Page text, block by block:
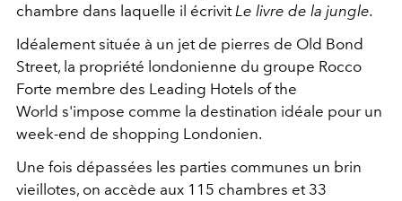
chambre dans laquelle il écrivit Le livre de la jungle.
Idéalement située à un jet de pierres de Old Bond
Street, la propriété londonienne du groupe Rocco
Forte membre des Leading Hotels of the
World s'impose comme la destination idéale pour un
week-end de shopping Londonien.
Une fois dépassées les parties communes un brin
vieillotes, on accède aux 115 chambres et 33